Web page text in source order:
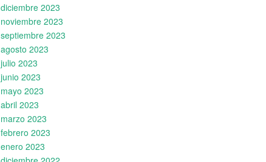
diciembre 2023
noviembre 2023
septiembre 2023
agosto 2023
julio 2023
junio 2023
mayo 2023
abril 2023
marzo 2023
febrero 2023
enero 2023